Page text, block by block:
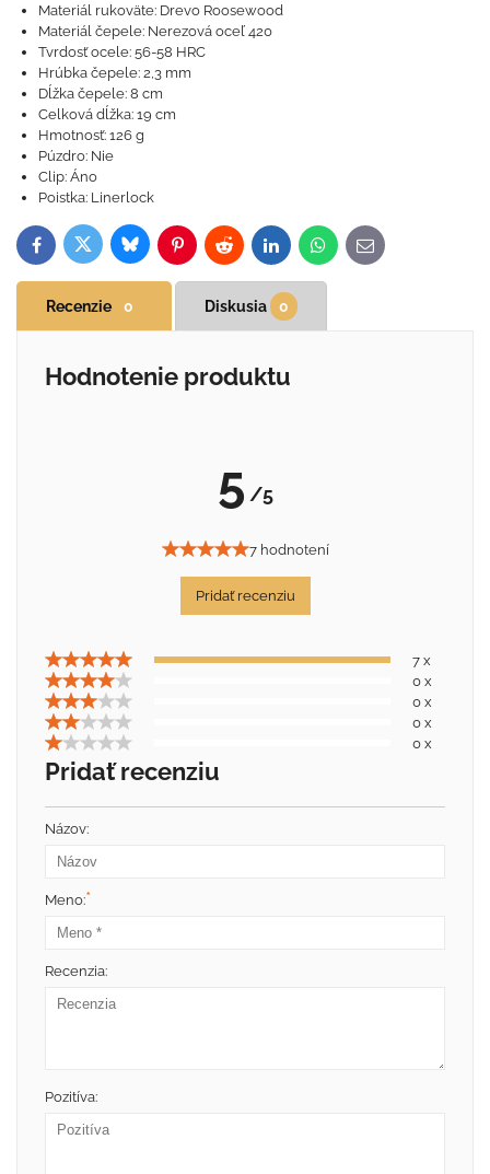
Materiál rukoväte: Drevo Roosewood
Materiál čepele: Nerezová oceľ 420
Tvrdosť ocele: 56-58 HRC
Hrúbka čepele: 2,3 mm
Dĺžka čepele: 8 cm
Celková dĺžka: 19 cm
Hmotnosť: 126 g
Púzdro: Nie
Clip: Áno
Poistka: Linerlock
FacebookTwitterBlueskyPinterestReddit LinkedInWhatsApp
E-
mail
Recenzie 0 Diskusia 0
Hodnotenie produktu
5 /5
7 hodnotení
Pridať recenziu
7 x
0 x
0 x
0 x
0 x
Pridať recenziu
Názov:
Meno:*
Recenzia:
Pozitíva: